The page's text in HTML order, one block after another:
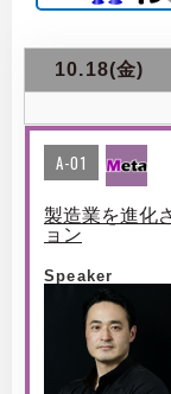
10.18(金)
A-01
製造業を進化
ョン
Speaker